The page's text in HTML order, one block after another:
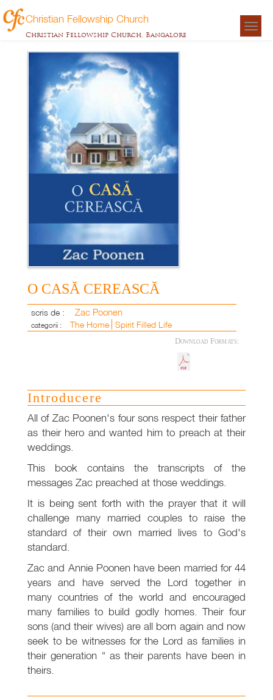
Christian Fellowship Church
Christian Fellowship Church, Bangalore
O CASĂ CEREASCĂ
scris de : Zac Poonen
categorii : The Home Spirit Filled Life
Download Formats:
Introducere
All of Zac Poonen's four sons respect their father
as their hero and wanted him to preach at their
weddings.
This book contains the transcripts of the
messages Zac preached at those weddings.
It is being sent forth with the prayer that it will
challenge many married couples to raise the
standard of their own married lives to God's
standard.
Zac and Annie Poonen have been married for 44
years and have served the Lord together in
many countries of the world and encouraged
many families to build godly homes. Their four
sons (and their wives) are all born again and now
seek to be witnesses for the Lord as families in
their generation “ as their parents have been in
theirs.